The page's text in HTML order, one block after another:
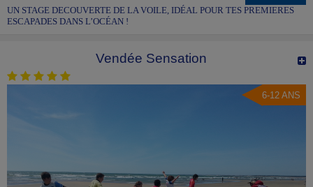
UN STAGE DECOUVERTE DE LA VOILE, IDÉAL POUR TES PREMIERES
ESCAPADES DANS L’OCÉAN !
Vendée Sensation
6-12 ANS